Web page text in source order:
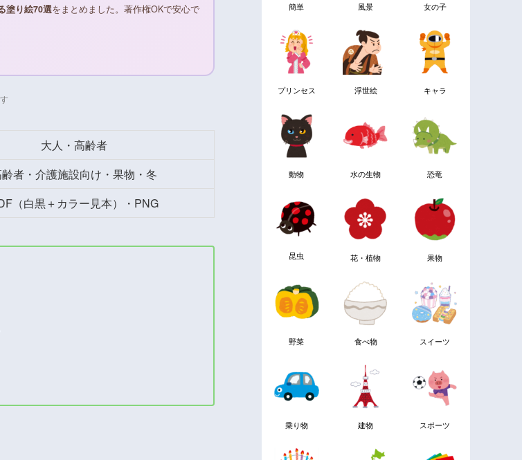
塗り絵70選をまとめました。著作権OKで安心で
大人・高齢者
者・介護施設向け・果物・冬
（白黒＋カラー見本）・PNG
簡単 風景 女の子
プリンセス 浮世絵 キャラ
動物 水の生物 恐竜
昆虫 花・植物 果物
野菜 食べ物 スイーツ
乗り物 建物 スポーツ